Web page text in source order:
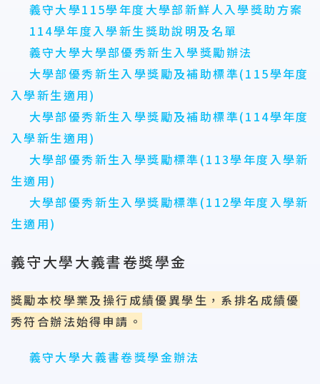
義守大學115學年度大學部新鮮人入學獎助方案
114學年度入學新生獎助說明及名單
義守大學大學部優秀新生入學獎勵辦法
大學部優秀新生入學獎勵及補助標準(115學年度
入學新生適用)
大學部優秀新生入學獎勵及補助標準(114學年度
入學新生適用)
大學部優秀新生入學獎勵標準(113學年度入學新
生適用)
大學部優秀新生入學獎勵標準(112學年度入學新
生適用)
義守大學大義書卷獎學金
獎勵本校學業及操行成績優異學生，系排名成績優
秀符合辦法始得申請。
義守大學大義書卷獎學金辦法